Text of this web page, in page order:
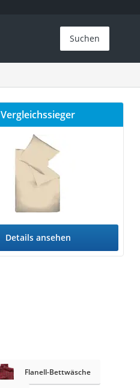
Suchen
Vergleichssieger
Details ansehen
Flanell-Bettwäsche